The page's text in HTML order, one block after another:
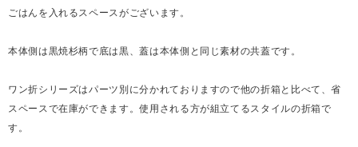
ごはんを入れるスペースがございます。
本体側は黒焼杉柄で底は黒、蓋は本体側と同じ素材の共蓋です。
ワン折シリーズはパーツ別に分かれておりますので他の折箱と比べて、省
スペースで在庫ができます。使用される方が組立てるスタイルの折箱で
す。